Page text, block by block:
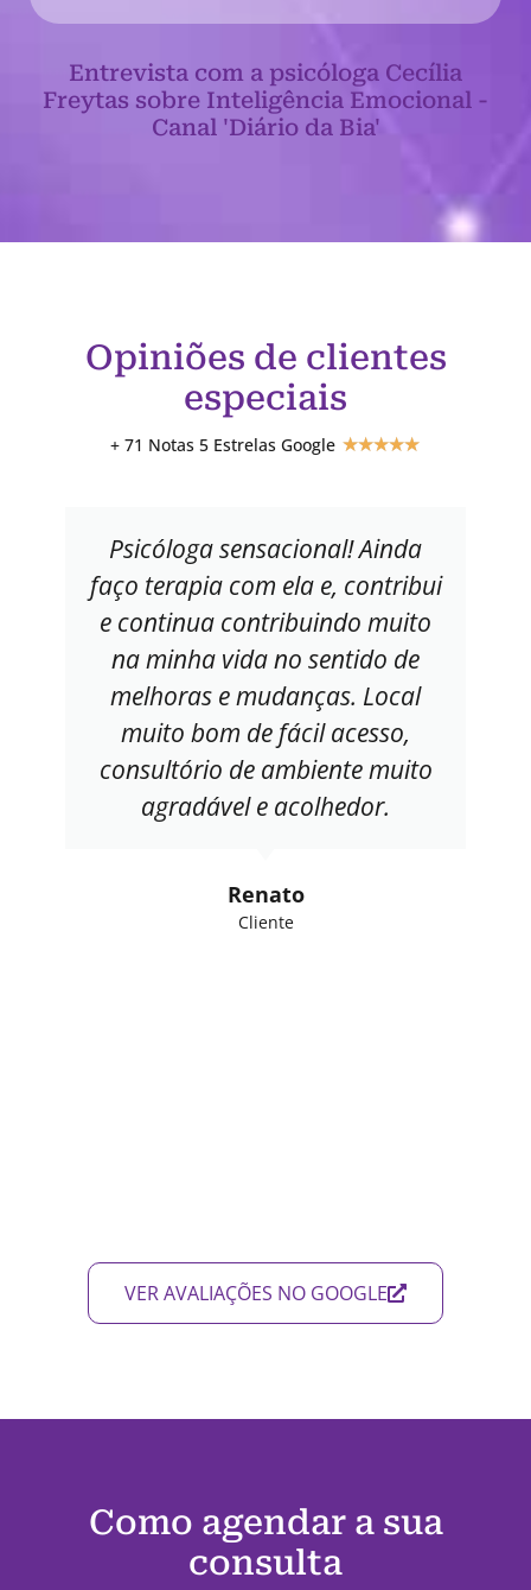
Entrevista com a psicóloga Cecília
Freytas sobre Inteligência Emocional -
Canal 'Diário da Bia'
Opiniões de clientes
especiais
+ 71 Notas 5 Estrelas Google ★★★★★
Psicóloga sensacional! Ainda
faço terapia com ela e, contribui
e continua contribuindo muito
na minha vida no sentido de
melhoras e mudanças. Local
muito bom de fácil acesso,
consultório de ambiente muito
agradável e acolhedor.
Renato
Cliente
VER AVALIAÇÕES NO GOOGLE
Como agendar a sua
consulta